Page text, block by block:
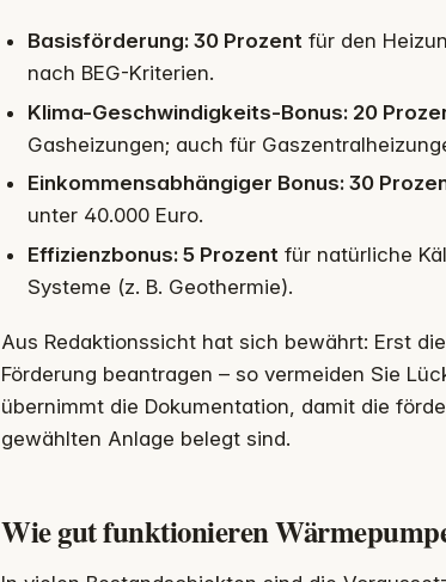
Basisförderung: 30 Prozent für den
nach BEG-Kriterien.
Klima-Geschwindigkeits-Bonus: 20
Gasheizungen; auch für
Einkommensabhängiger Bonus: 30
unter 40.000 Euro.
Effizienzbonus: 5 Prozent für natürliche
Systeme (z. B. Geothermie).
Aus Redaktionssicht hat sich bewährt: Erst
Förderung beantragen – so vermeiden Sie
übernimmt die Dokumentation, damit die
gewählten Anlage belegt sind.
Wie gut funktionieren